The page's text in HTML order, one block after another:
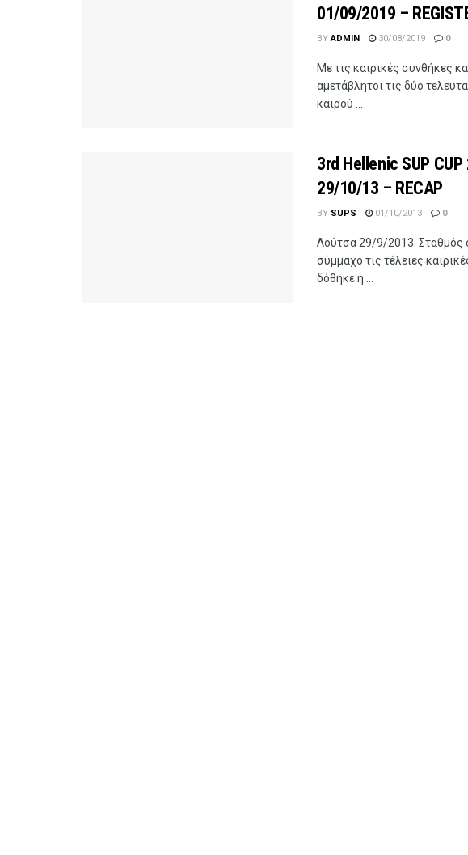
01/09/2019 –
BY ADMIN 30/08/2019 0
Με τις καιρικές συνθήκες
αμετάβλητοι τις δύο
καιρού ...
3rd Hellenic SUP
29/10/13 – RECAP
BY SUPS 01/10/2013 0
Λούτσα 29/9/2013. Σταθμός
σύμμαχο τις τέλειες
δόθηκε η ...